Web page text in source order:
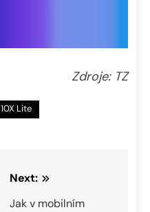
Zdroje: TZ
Lite
Next:
Jak v mobilním